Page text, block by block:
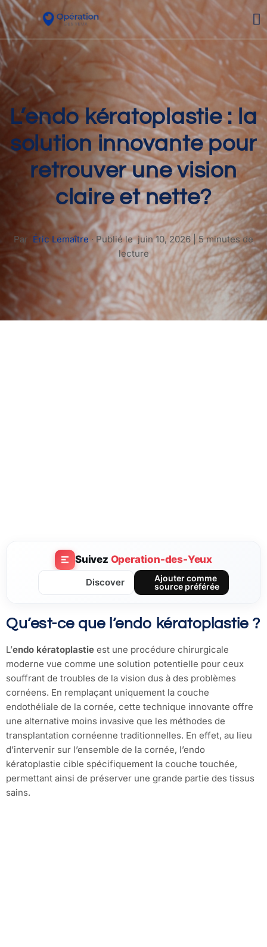
L’endo kératoplastie : la
solution innovante pour
retrouver une vision
claire et nette?
Par Éric Lemaître· Publié lejuin 10, 2026 | 5 minutes de
lecture
Suivez Operation-des-Yeux
Discover
Ajouter comme
source préférée
Qu’est-ce que l’endo kératoplastie ?
L’endo kératoplastie est une procédure chirurgicale
moderne vue comme une solution potentielle pour ceux
souffrant de troubles de la vision dus à des problèmes
cornéens. En remplaçant uniquement la couche
endothéliale de la cornée, cette technique innovante offre
une alternative moins invasive que les méthodes de
transplantation cornéenne traditionnelles. En effet, au lieu
d’intervenir sur l’ensemble de la cornée, l’endo
kératoplastie cible spécifiquement la couche touchée,
permettant ainsi de préserver une grande partie des tissus
sains.